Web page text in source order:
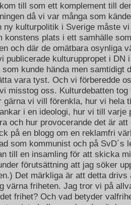
till som ett komplement till
då vi var många som
ny kulturpolitik i Sverige måste
konstens plats i ett samhälle
och där de omätbara osynliga
publicerade kulturuppropet i DN
kunde hända men samtidigt
vara tyst. Och vi förberedde
misstog oss. Kulturdebatten tog
gärna vi vill förenkla, hur vi hela
i en ideologi, hur vi till varje
och hur provocerande det är
på en blogg om en reklamfri
som kommunist och på SvD´s
till en insamling för att skicka
förutsättning att jag söker
Det märkliga är att detta drivs
värna friheten. Jag tror vi på
frihet? Och vad betyder